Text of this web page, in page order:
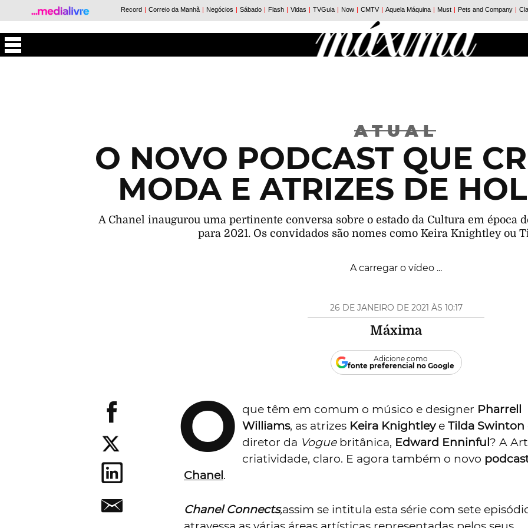
ATUAL
O NOVO PODCAST QUE
MODA E ATRIZES DE
A Chanel inaugurou uma pertinente conversa sobre o estado da Cultura em época
para 2021. Os convidados são nomes como Keira Knightley ou